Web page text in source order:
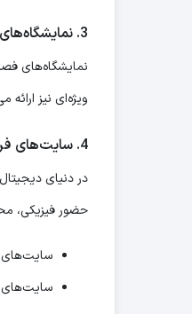
3.
نمایشگاه‌های
ویژه‌ای نیز ارائه
4. سایت‌های
در دنیای
حضور فیزیکی،
سایت‌های